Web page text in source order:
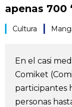
Vida
Vídeos e
En
apenas 700
Cultura
En el casi
Comiket
participantes
personas